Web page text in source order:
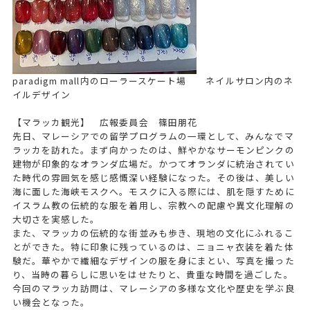
paradigm mall内のローラースケート場 ネイルサロン内のネ
イルデザイン
【マラッカ観光】 広報委員会 篠田朋花
先日、マレーシアでの留学プログラムの一環として、みんなでマ
ラッカを訪れた。まず向かったのは、鮮やかなサーモンピンクの
建物が印象的なオランダ広場だ。かつてオランダに統治されてい
た時代の雰囲気を感じ感慨深い経験になった。その後は、美しい
海に面した海峡モスクへ。モスクに入る際には、肌を隠すために
イスラム教の伝統的な服を着用し、宗教への配慮や異文化理解の
大切さを実感した。
また、マラッカの伝統的な街並みも歩き、現地の文化にふれるこ
とができた。特に印象に残っているのは、ニョニャ衣装を着た体
験だ。華やかで繊細なデザインの服を身にまとい、写真を撮った
り、当時の暮らしに思いをはせたりと、貴重な時間を過ごした。
今回のマラッカ訪問は、マレーシアの多様な文化や歴史を学ぶ良
い機会となった。